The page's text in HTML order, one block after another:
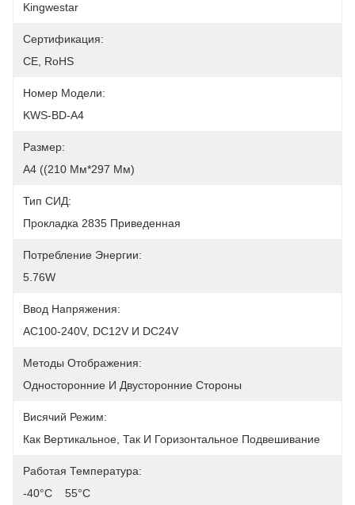
Kingwestar
Сертификация:
CE, RoHS
Номер Модели:
KWS-BD-A4
Размер:
А4 ((210 Мм*297 Мм)
Тип СИД:
Прокладка 2835 Приведенная
Потребление Энергии:
5.76W
Ввод Напряжения:
AC100-240V, DC12V И DC24V
Методы Отображения:
Односторонние И Двусторонние Стороны
Висячий Режим:
Как Вертикальное, Так И Горизонтальное Подвешивание
Работая Температура:
-40°C    55°C